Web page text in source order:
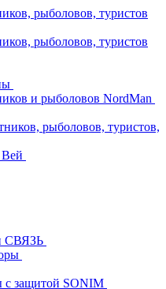
рыболовов, туристов
рыболовов, туристов
и рыболовов NordMan
рыболовов, туристов,
СВЯЗЬ
защитой SONIM